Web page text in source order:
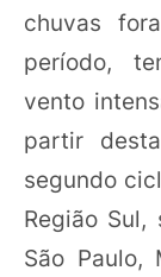
chuvas
período,
vento
partir
segundo
Região
São Paulo,